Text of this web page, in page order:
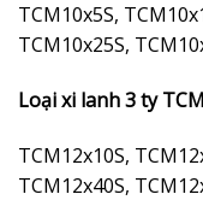
TCM10x5S,
TCM10x25S,
Loại xi lanh 3 ty
TCM12x10S,
TCM12x40S,